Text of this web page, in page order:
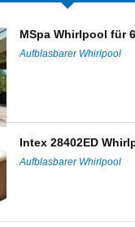
MSpa Whirlpool für
Aufblasbarer Whirlpool
Intex 28402ED
Aufblasbarer Whirlpool